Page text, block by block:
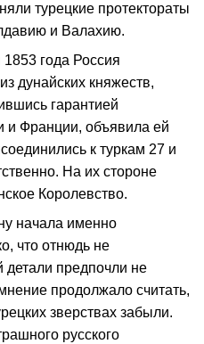
турецкие протектораты
и Валахию.
1853 года Россия
дунайских княжеств,
гарантией
и Франции, объявила ей
к туркам 27 и
На их стороне
Королевство.
начала именно
что отнюдь не
детали предпочли не
продолжало считать,
зверствах забыли.
русского